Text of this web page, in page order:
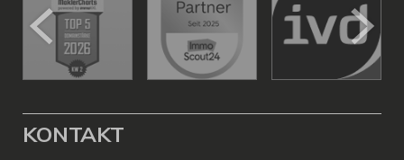
KONTAKT